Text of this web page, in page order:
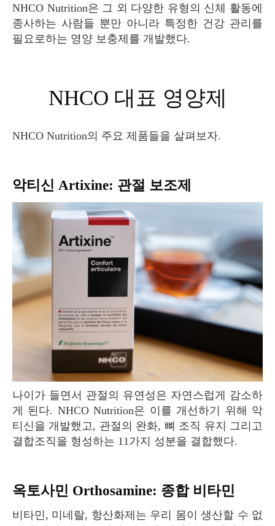
NHCO Nutrition은 그 외 다양한 유형의 신체 활동에
종사하는 사람들 뿐만 아니라 특정한 건강 관리를
필요로하는 영양 보충제를 개발했다.
NHCO 대표 영양제
NHCO Nutrition의 주요 제품들을 살펴보자.
악티신 Artixine: 관절 보조제
나이가 들면서 관절의 유연성은 자연스럽게 감소하
게 된다. NHCO Nutrition은 이를 개선하기 위해 악
티신을 개발했고, 관절의 완화, 뼈 조직 유지 그리고
결합조직을 형성하는 11가지 성분을 결합했다.
옥토사민 Orthosamine: 종합 비타민
비타민, 미네랄, 항산화제는 우리 몸이 생산할 수 없